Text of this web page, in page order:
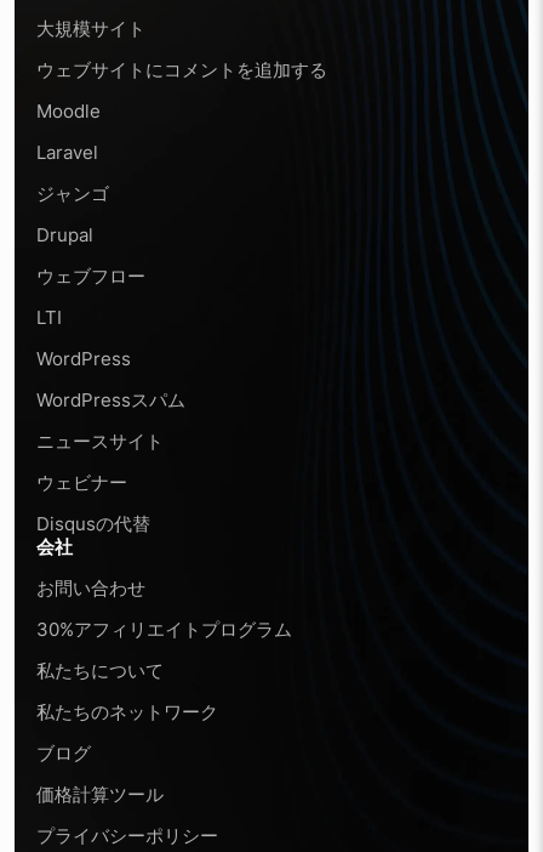
大規模サイト
ウェブサイトにコメントを追加する
Moodle
Laravel
ジャンゴ
Drupal
ウェブフロー
LTI
WordPress
WordPressスパム
ニュースサイト
ウェビナー
Disqusの代替
会社
お問い合わせ
30%アフィリエイトプログラム
私たちについて
私たちのネットワーク
ブログ
価格計算ツール
プライバシーポリシー